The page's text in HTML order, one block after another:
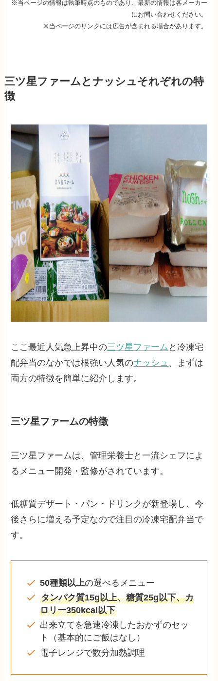
※当ページの情報は執筆時点のものであり、最新の情報は各メーカー
にお問い合わせください。
※当ページのリンクには広告が含まれる場合があります。
三ツ星ファームとナッシュそれぞれの特
徴
ここ最近人気急上昇中の三ツ星ファーム と冷凍宅
配弁当のなかでは根強い人気のナッシュ 、まずは
両方の特徴を簡単に紹介します。
三ツ星ファームの特徴
三ツ星ファームは、管理栄養士と一流シェフによ
るメニュー開発・監修がされています。
低糖質デザート・パン・ドリンクが新登場し、今
後さらに増える予定なので注目の冷凍宅配弁当で
す。
50種類以上の選べるメニュー
タンパク質15g以上、糖質25g以下、カ
ロリー350kcal以下
出来立てを急速冷凍したおかずのセッ
ト（基本的にご飯はなし）
電子レンジで数分加熱調理